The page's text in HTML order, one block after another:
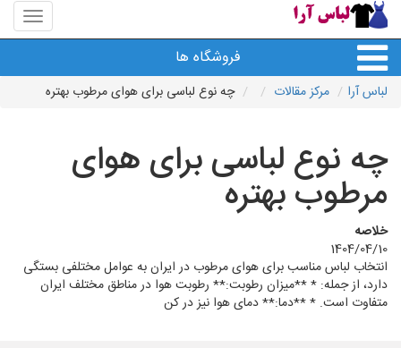
منوی
سایت
آرا
فروشگاه ها
لباس آرا مرکز مقالات چه نوع لباسی برای هوای مرطوب بهتره
چه نوع لباسی برای هوای
مرطوب بهتره
خلاصه
1404/04/10
انتخاب لباس مناسب برای هوای مرطوب در ایران به عوامل مختلفی بستگی
دارد، از جمله: * **میزان رطوبت:** رطوبت هوا در مناطق مختلف ایران
متفاوت است. * **دما:** دمای هوا نیز در کن